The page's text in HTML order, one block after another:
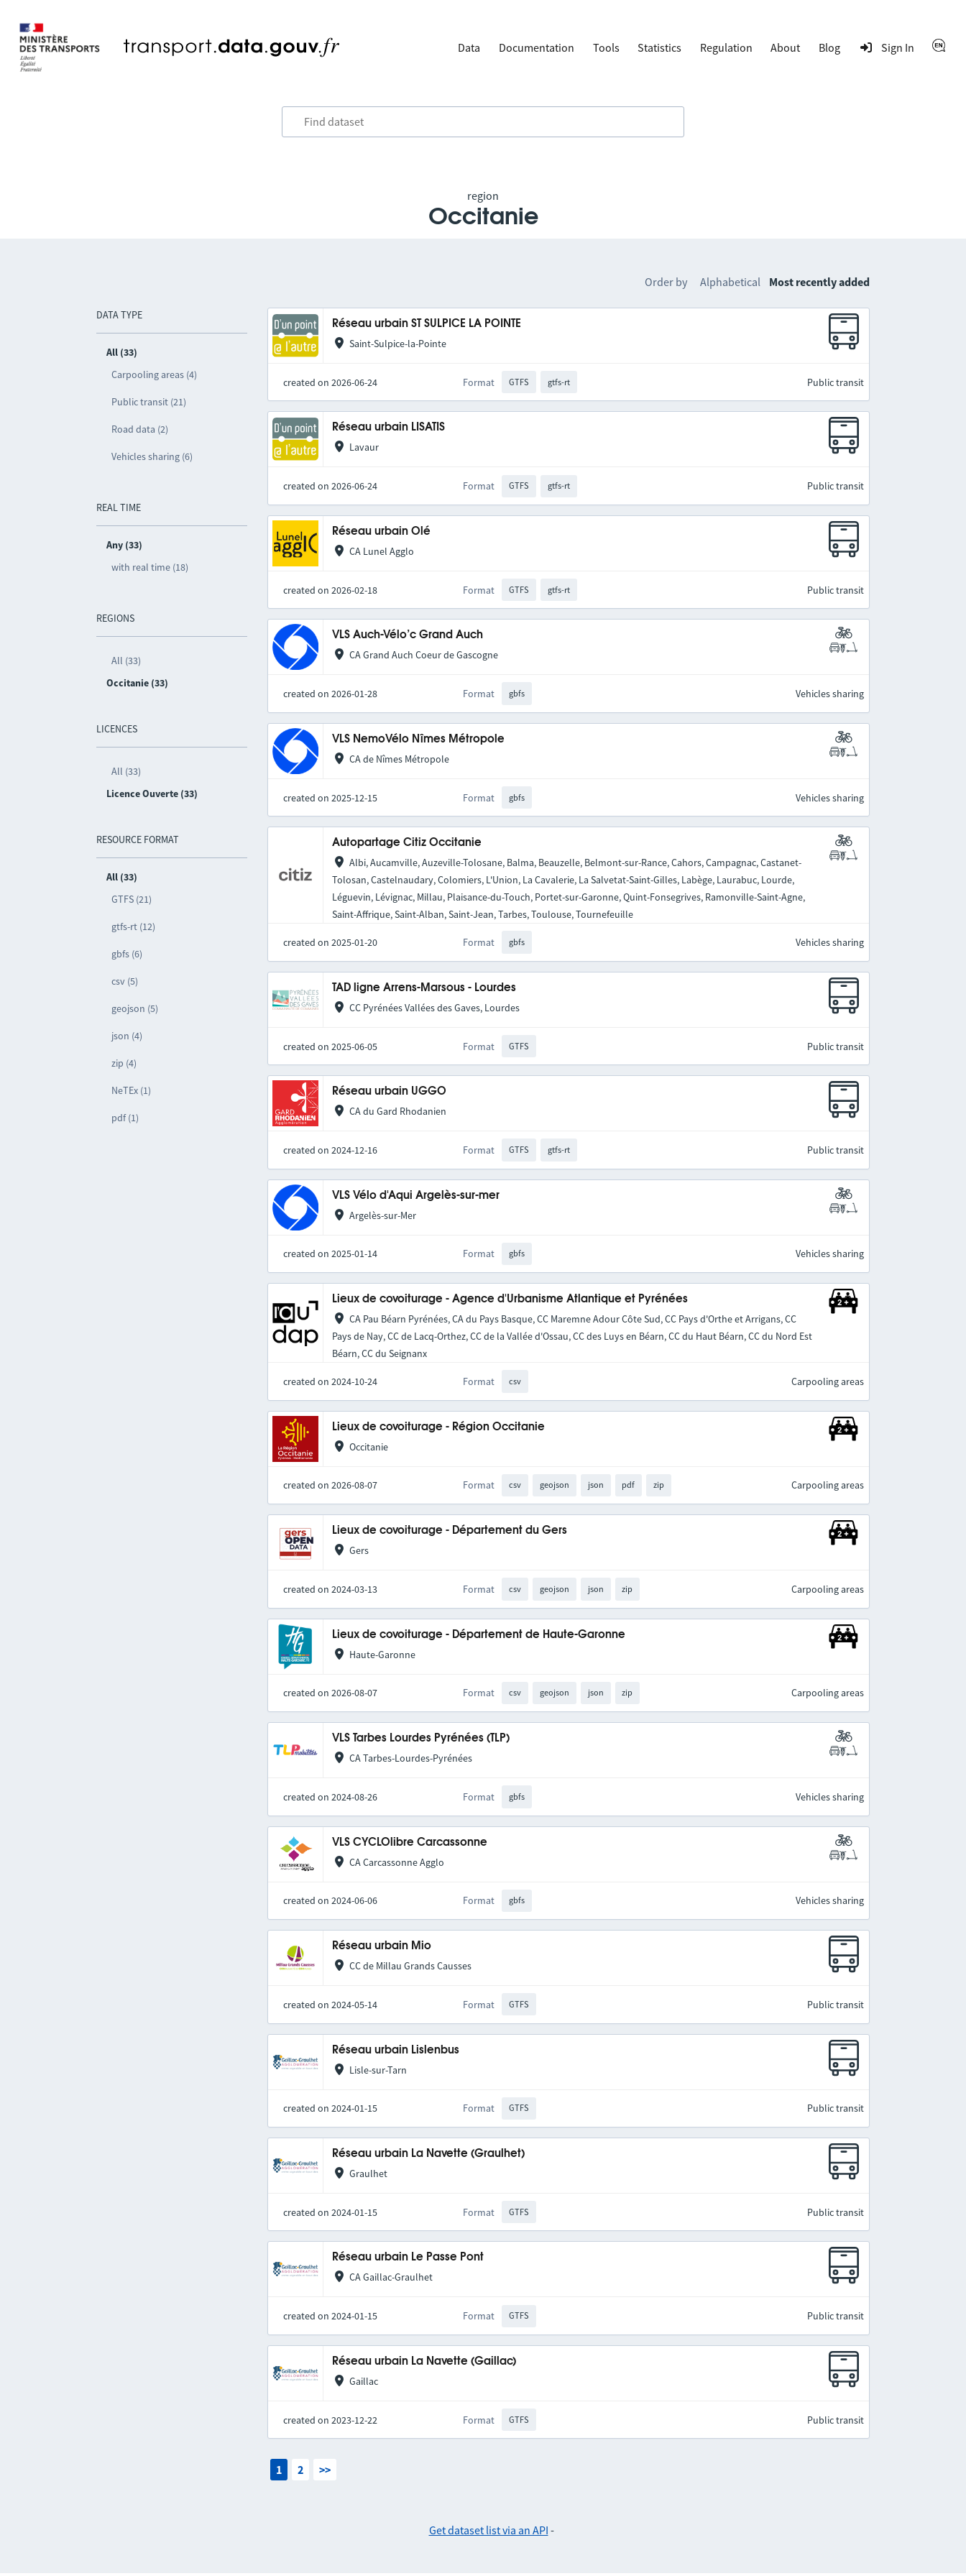
Data Documentation Tools Statistics Regulation About Blog Sign In
region
Occitanie
DATA TYPE
All (33)
Carpooling areas (4)
Public transit (21)
Road data (2)
Vehicles sharing (6)
REAL TIME
Any (33)
with real time (18)
REGIONS
All (33)
Occitanie (33)
LICENCES
All (33)
Licence Ouverte (33)
RESOURCE FORMAT
All (33)
GTFS (21)
gtfs-rt (12)
gbfs (6)
csv (5)
geojson (5)
json (4)
zip (4)
NeTEx (1)
pdf (1)
Order by Alphabetical Most recently added
Réseau urbain ST SULPICE LA POINTE
Saint-Sulpice-la-Pointe
created on 2026-06-24 Format GTFS gtfs-rt Public transit
Réseau urbain LISATIS
Lavaur
created on 2026-06-24 Format GTFS gtfs-rt Public transit
Réseau urbain Olé
CA Lunel Agglo
created on 2026-02-18 Format GTFS gtfs-rt Public transit
VLS Auch-Vélo’c Grand Auch
CA Grand Auch Coeur de Gascogne
created on 2026-01-28 Format gbfs Vehicles sharing
VLS NemoVélo Nîmes Métropole
CA de Nîmes Métropole
created on 2025-12-15 Format gbfs Vehicles sharing
Autopartage Citiz Occitanie
Albi, Aucamville, Auzeville-Tolosane, Balma, Beauzelle, Belmont-sur-Rance, Cahors, Campagnac, Castanet-
Tolosan, Castelnaudary, Colomiers, L'Union, La Cavalerie, La Salvetat-Saint-Gilles, Labège, Laurabuc, Lourde,
Léguevin, Lévignac, Millau, Plaisance-du-Touch, Portet-sur-Garonne, Quint-Fonsegrives, Ramonville-Saint-Agne,
Saint-Affrique, Saint-Alban, Saint-Jean, Tarbes, Toulouse, Tournefeuille
created on 2025-01-20 Format gbfs Vehicles sharing
TAD ligne Arrens-Marsous - Lourdes
CC Pyrénées Vallées des Gaves, Lourdes
created on 2025-06-05 Format GTFS Public transit
Réseau urbain UGGO
CA du Gard Rhodanien
created on 2024-12-16 Format GTFS gtfs-rt Public transit
VLS Vélo d'Aqui Argelès-sur-mer
Argelès-sur-Mer
created on 2025-01-14 Format gbfs Vehicles sharing
Lieux de covoiturage - Agence d'Urbanisme Atlantique et Pyrénées
CA Pau Béarn Pyrénées, CA du Pays Basque, CC Maremne Adour Côte Sud, CC Pays d'Orthe et Arrigans, CC
Pays de Nay, CC de Lacq-Orthez, CC de la Vallée d'Ossau, CC des Luys en Béarn, CC du Haut Béarn, CC du Nord Est
Béarn, CC du Seignanx
created on 2024-10-24 Format csv Carpooling areas
Lieux de covoiturage - Région Occitanie
Occitanie
created on 2026-08-07 Format csv geojson json pdf zip Carpooling areas
Lieux de covoiturage - Département du Gers
Gers
created on 2024-03-13 Format csv geojson json zip Carpooling areas
Lieux de covoiturage - Département de Haute-Garonne
Haute-Garonne
created on 2026-08-07 Format csv geojson json zip Carpooling areas
VLS Tarbes Lourdes Pyrénées (TLP)
CA Tarbes-Lourdes-Pyrénées
created on 2024-08-26 Format gbfs Vehicles sharing
VLS CYCLOlibre Carcassonne
CA Carcassonne Agglo
created on 2024-06-06 Format gbfs Vehicles sharing
Réseau urbain Mio
CC de Millau Grands Causses
created on 2024-05-14 Format GTFS Public transit
Réseau urbain Lislenbus
Lisle-sur-Tarn
created on 2024-01-15 Format GTFS Public transit
Réseau urbain La Navette (Graulhet)
Graulhet
created on 2024-01-15 Format GTFS Public transit
Réseau urbain Le Passe Pont
CA Gaillac-Graulhet
created on 2024-01-15 Format GTFS Public transit
Réseau urbain La Navette (Gaillac)
Gaillac
created on 2023-12-22 Format GTFS Public transit
1 2 >>
Get dataset list via an API -